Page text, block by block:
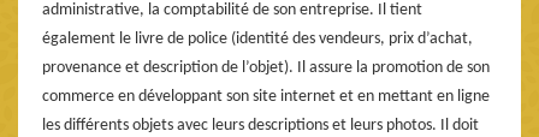
administrative, la comptabilité de son entreprise. Il tient
également le livre de police (identité des vendeurs, prix d’achat,
provenance et description de l’objet). Il assure la promotion de son
commerce en développant son site internet et en mettant en ligne
les différents objets avec leurs descriptions et leurs photos. Il doit